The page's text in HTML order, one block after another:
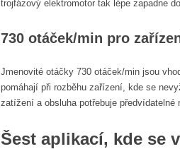
trojfázový elektromotor tak lépe zapadne
730 otáček/min pro
Jmenovité otáčky 730 otáček/min jsou
pomáhají při rozběhu zařízení, kde se
zatížení a obsluha potřebuje předvídatelné
Šest aplikací, kde se